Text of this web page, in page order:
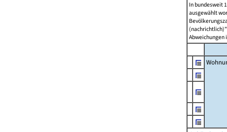
In bundesweit
ausgewählt
Abweichungen